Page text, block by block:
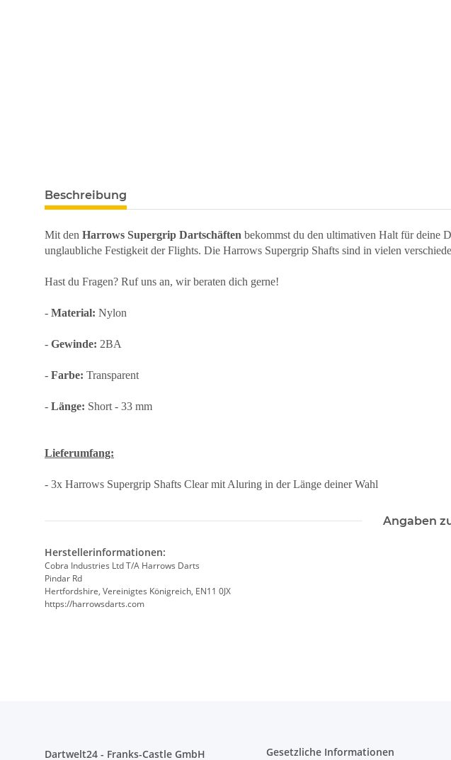
weitere Registerkarten anzeigen
Beschreibung
Mit den Harrows Supergrip Dartschäften bekommst du den ultimativen Halt für deine
unglaubliche Festigkeit der Flights. Die Harrows Supergrip Shafts sind in vielen
Hast du Fragen? Ruf uns an, wir beraten dich gerne!
- Material: Nylon
- Gewinde: 2BA
- Farbe: Transparent
- Länge: Short - 33 mm
Lieferumfang:
- 3x Harrows Supergrip Shafts Clear mit Aluring in der Länge deiner Wahl
Angaben
Herstellerinformationen:
Cobra Industries Ltd T/A Harrows Darts
Pindar Rd
Hertfordshire, Vereinigtes Königreich, EN11 0JX
https://harrowsdarts.com
Dartwelt24 - Franks-Castle GmbH
Gesetzliche Informationen